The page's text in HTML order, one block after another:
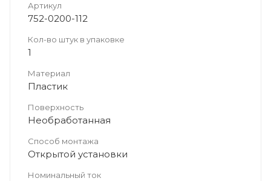
Артикул
752-0200-112
Кол-во штук в упаковке
1
Материал
Пластик
Поверхность
Необработанная
Способ монтажа
Открытой установки
Номинальный ток